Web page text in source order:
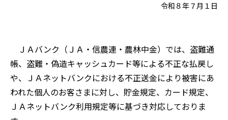
令和８年７月１日
ＪＡバンク（ＪＡ・信農連・農林中金）では、盗難通
帳、盗難・偽造キャッシュカード等による不正な払戻し
や、ＪＡネットバンクにおける不正送金により被害にあ
われた個人のお客さまに対し、貯金規定、カード規定、
ＪＡネットバンク利用規定等に基づき対応しておりま